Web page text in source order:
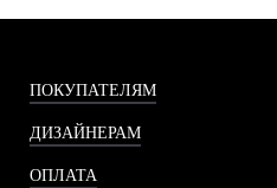
ПОКУПАТЕЛЯМ
ДИЗАЙНЕРАМ
ОПЛАТА